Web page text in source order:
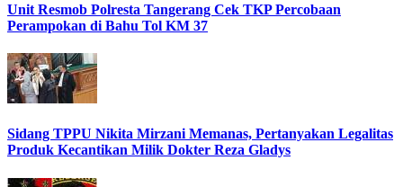
Unit Resmob Polresta Tangerang Cek TKP Percobaan
Perampokan di Bahu Tol KM 37
Sidang TPPU Nikita Mirzani Memanas, Pertanyakan Legalitas
Produk Kecantikan Milik Dokter Reza Gladys